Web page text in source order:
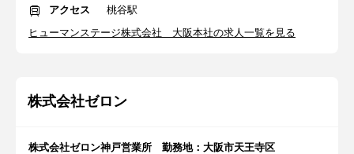
アクセス
桃谷駅
ヒューマンステージ株式会社 大阪本社の求人一覧を見る
株式会社ゼロン
株式会社ゼロン神戸営業所 勤務地：大阪市天王寺区